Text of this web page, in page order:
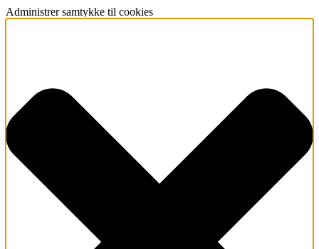
Administrer samtykke til cookies